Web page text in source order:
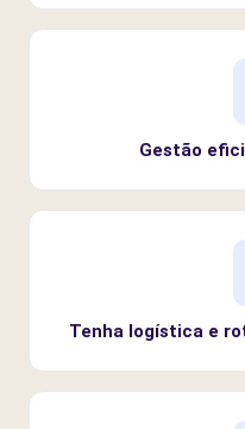
Gestão
Tenha logística e